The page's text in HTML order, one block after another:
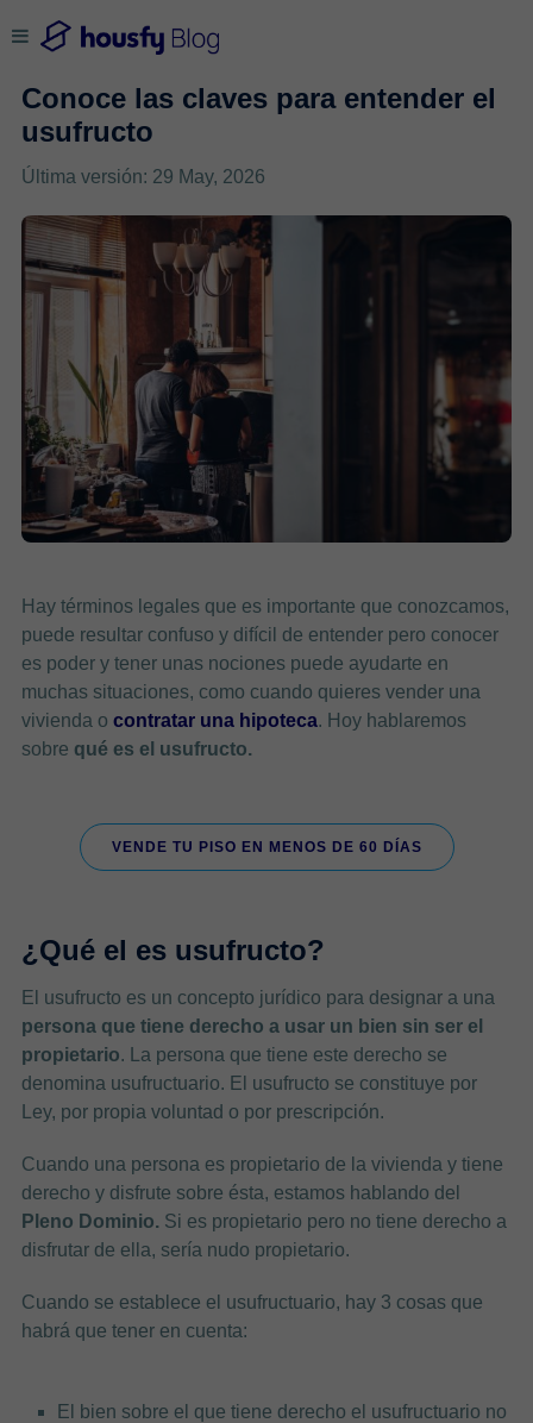
Conoce las claves para entender el
usufructo
Última versión: 29 May, 2026
Hay términos legales que es importante que conozcamos,
puede resultar confuso y difícil de entender pero conocer
es poder y tener unas nociones puede ayudarte en
muchas situaciones, como cuando quieres vender una
vivienda o contratar una hipoteca. Hoy hablaremos
sobre qué es el usufructo.
VENDE TU PISO EN MENOS DE 60 DÍAS
¿Qué el es usufructo?
El usufructo es un concepto jurídico para designar a una
persona que tiene derecho a usar un bien sin ser el
propietario. La persona que tiene este derecho se
denomina usufructuario. El usufructo se constituye por
Ley, por propia voluntad o por prescripción.
Cuando una persona es propietario de la vivienda y tiene
derecho y disfrute sobre ésta, estamos hablando del
Pleno Dominio. Si es propietario pero no tiene derecho a
disfrutar de ella, sería nudo propietario.
Cuando se establece el usufructuario, hay 3 cosas que
habrá que tener en cuenta:
El bien sobre el que tiene derecho el usufructuario no